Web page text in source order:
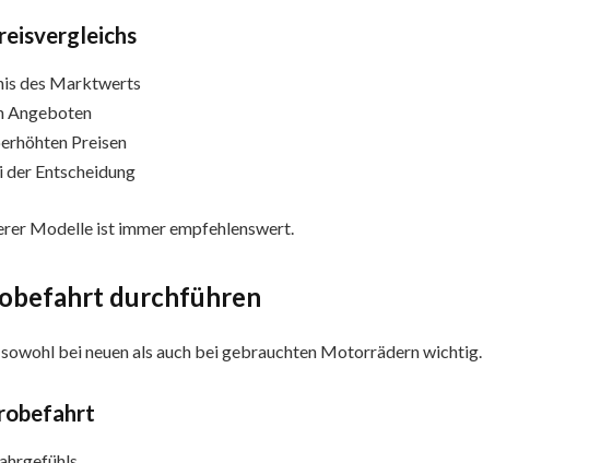
des Marktwerts
Angeboten
Preisen
Entscheidung
Modelle ist immer empfehlenswert.
durchführen
bei neuen als auch bei gebrauchten Motorrädern wichtig.